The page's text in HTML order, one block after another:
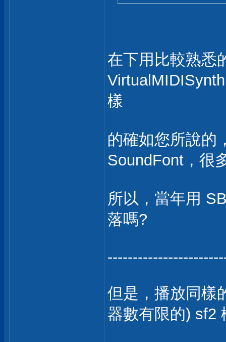
在下用比較熟悉
樣
的確如您所說的
SoundFont，很
所以，當年用
落嗎?
但是，播放同樣
器數有限的) sf2